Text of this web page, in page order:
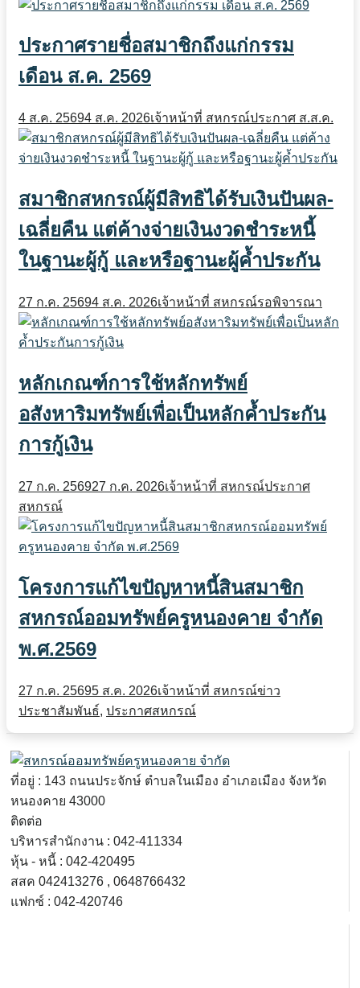
ประกาศรายชื่อสมาชิกถึงแก่กรรม
เดือน ส.ค. 2569
4 ส.ค. 25694 ส.ค. 2026เจ้าหน้าที่ สหกรณ์ประกาศ ส.ส.ค.
สมาชิกสหกรณ์ผู้มีสิทธิได้รับเงินปันผล-
เฉลี่ยคืน แต่ค้างจ่ายเงินงวดชำระหนี้
ในฐานะผู้กู้ และหรือฐานะผู้ค้ำประกัน
27 ก.ค. 25694 ส.ค. 2026เจ้าหน้าที่ สหกรณ์รอพิจารณา
หลักเกณฑ์การใช้หลักทรัพย์
อสังหาริมทรัพย์เพื่อเป็นหลักค้ำประกัน
การกู้เงิน
27 ก.ค. 256927 ก.ค. 2026เจ้าหน้าที่ สหกรณ์ประกาศ
สหกรณ์
โครงการแก้ไขปัญหาหนี้สินสมาชิก
สหกรณ์ออมทรัพย์ครูหนองคาย จำกัด
พ.ศ.2569
27 ก.ค. 25695 ส.ค. 2026เจ้าหน้าที่ สหกรณ์ข่าว
ประชาสัมพันธ์, ประกาศสหกรณ์
ที่อยู่ : 143 ถนนประจักษ์ ตำบลในเมือง อำเภอเมือง จังหวัด
หนองคาย 43000
ติดต่อ
บริหารสำนักงาน : 042-411334
หุ้น - หนี้ : 042-420495
สสค 042413276 , 0648766432
แฟกซ์ : 042-420746